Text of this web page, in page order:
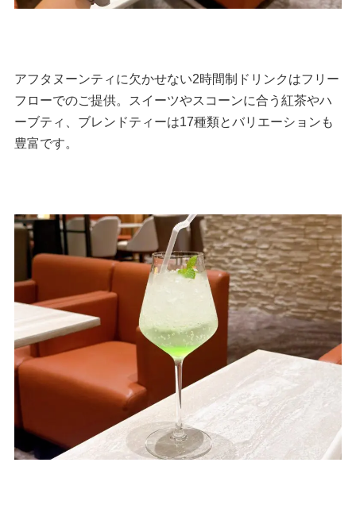
アフタヌーンティに欠かせない2時間制ドリンクはフリー
フローでのご提供。スイーツやスコーンに合う紅茶やハ
ーブティ、ブレンドティーは17種類とバリエーションも
豊富です。